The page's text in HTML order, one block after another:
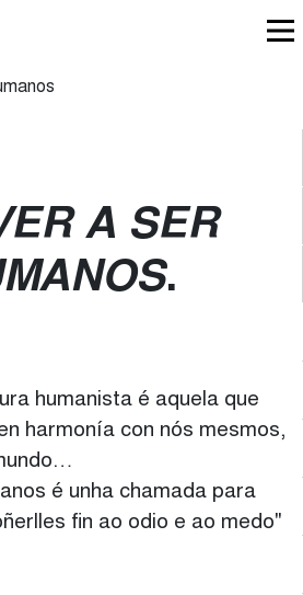
A SER
humanista é aquela que
harmonía con nós mesmos,
é unha chamada para
fin ao odio e ao medo"